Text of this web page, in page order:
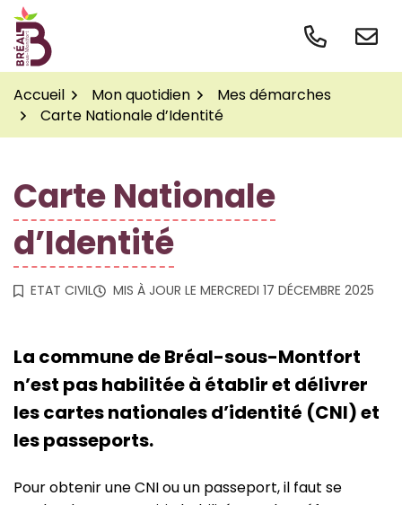
Gestion des traceurs
Aller
contenu
Accueil
Mon quotidien
Mes démarches
Carte Nationale d’Identité
Carte Nationale
d’Identité
ETAT CIVIL MIS À JOUR LE MERCREDI 17 DÉCEMBRE 2025
La commune de Bréal-sous-Montfort
n’est pas habilitée à établir et délivrer
les cartes nationales d’identité (CNI) et
les passeports.
Pour obtenir une CNI ou un passeport, il faut se